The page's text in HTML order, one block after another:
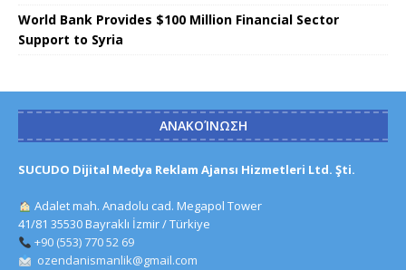
World Bank Provides $100 Million Financial Sector
Support to Syria
ΑΝΑΚΟΊΝΩΣΗ
SUCUDO Dijital Medya Reklam Ajansı Hizmetleri Ltd. Şti.
Adalet mah. Anadolu cad. Megapol Tower
41/81 35530 Bayraklı İzmir / Türkiye
+90 (553) 770 52 69
ozendanismanlik@gmail.com